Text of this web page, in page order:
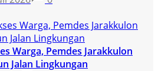
Warga, Pemdes Jarakkulon
Jalan Lingkungan